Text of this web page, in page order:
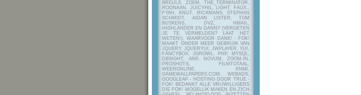
BREULS, ZOEM, THE_TERMINATOR,
ROONAAN, JUICYHIL, LIGHT, FAUX.,
FYAH, KNUT, RICKMANS, STEPHAN
SCHMIDT, AIDAN LISTER, TOM
BUSKENS, DVZ, HMAIL,
HIGHLANDER EN DANNY (VERGETEN
JE TE VERMELDEN? LAAT HET
WETEN!), WAARVOOR DANK! - FOK!
MAAKT ONDER MEER GEBRUIK VAN
JQUERY, JQUERYUI, JWPLAYER, YUI,
FANCYBOX, JGROWL, PHP, MYSQL,
DBSIGHT, ANP, NOVUM, ZOOM.IN,
PROSHOTS, FILMTOTAAL,
WEERONLINE, KNMI,
GAMEWALLPAPERS.COM, WEBADS,
GOOGLEAP - HOSTING DOOR TRUE -
FOK! BEDANKT ALLE VRIJWILLIGERS
DIE FOK! MOGELIJK MAKEN EN ZICH